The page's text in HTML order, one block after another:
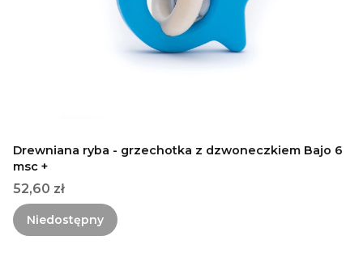
Drewniana ryba - grzechotka z dzwoneczkiem Bajo 6
msc +
Cena
52,60 zł
Niedostępny